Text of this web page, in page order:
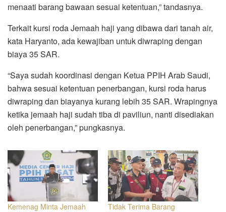
menaati barang bawaan sesuai ketentuan,” tandasnya.
Terkait kursi roda Jemaah haji yang dibawa dari tanah air,
kata Haryanto, ada kewajiban untuk diwraping dengan
biaya 35 SAR.
“Saya sudah koordinasi dengan Ketua PPIH Arab Saudi,
bahwa sesuai ketentuan penerbangan, kursi roda harus
diwraping dan biayanya kurang lebih 35 SAR. Wrapingnya
ketika jemaah haji sudah tiba di paviliun, nanti disediakan
oleh penerbangan,” pungkasnya.
Kemenag Minta Jemaah
Tidak Terima Barang